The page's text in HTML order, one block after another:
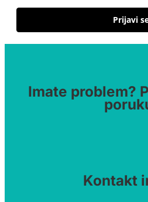
Prijavi
Imate problem?
Kontakt